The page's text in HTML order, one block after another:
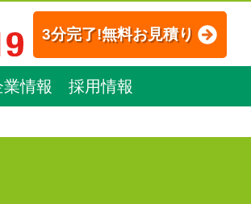
3分完了!無料お見積り
業情報 採用情報